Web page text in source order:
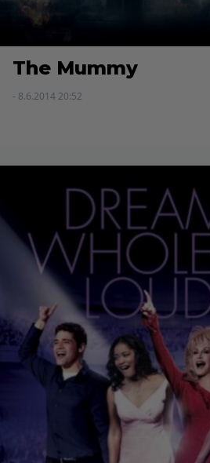
The Mummy
- 8.6.2014 20:52